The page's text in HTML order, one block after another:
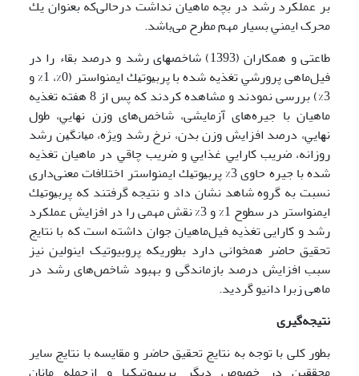
ﺑﺮ ﻋﻤﻠﻜﺮد رﺷﺪ در ﺑﭽﻪ ماهیان نداشت درحالی‌که ﺑﻌﻨﻮان ﻳﻚ
ﻣﺤﺮک اﻳﻤﻨﻲ بسیار مهم مطرح می‌باشد.
طاعتی و همکاران (1393) ﺷﺎﺧﺼﻬﺎی رﺷﺪ و درصد ﺑﻘﺎء را در
فیل‌ماهی ﭘﺮورﺷﻲ تغذیه شده ﺑﺎ ﭘﺮﺑﻴﻮﺗﻴﻚ اﻳﻤﻨﻮاﺳﺘﺮ (0%، 1% و
3%) بررسی نمودند و مشاهده کردند که پس از 8 هفته تغذیه
ماهیان با جیره‌های آزمایشی، شاخص‌های وزن ﻧﻬﺎﻳﻲ، ﻃﻮل
ﻧﻬﺎﻳﻲ، درﺻﺪ اﻓﺰاﻳﺶ وزن ﺑﺪن، ﻧﺮخ رﺷﺪ وﻳﮋه، ﻣﻴﺎﻧﮕﻴﻦ رﺷﺪ
روزاﻧﻪ، ﺿﺮﻳﺐ ﻛﺎراﻳﻲ ﻏﺬاﻳﻲ و ﺿﺮﻳﺐ ﭼﺎﻗﻲ در ماهیان تغذیه
شده با جیره حاوی 3% ﭘﺮﺑﻴﻮﺗﻴﻚ اﻳﻤﻨﻮاﺳﺘﺮ اﺧﺘﻼﻓﺎت معنی‌داری
ﻧﺴﺒﺖ به گروه شاهد نشان داد و نتیجه گرفتند که پرﺑﻴﻮﺗﻴﻚ
اﻳﻤﻨﻮاﺳﺘﺮ در سطوح 1% و 3% نقش مهمی را در افزایش عملکرد
رشد و کارایی ﺗﻐﺬﻳﻪ فیل‌ماهیان ﺟﻮان داﺷﺘﻪ اﺳﺖ که با نتایج
تحقیق حاضر همخوانی دارد بطوریکه پروبیوتیک اینولین نیز
سبب افزایش درصد بازماندگی و بهبود شاخص‌های رشد در
ماهی زبرا دانیو گردید.
نتیجه‌گیری
بطور کلی با توجه به نتایج تحقیق حاضر و مقایسه با نتایج سایر